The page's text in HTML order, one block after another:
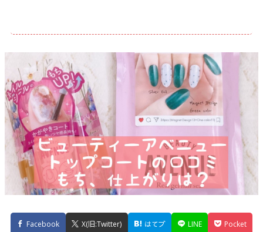
Facebook X(旧:Twitter) はてブ LINE Pocket